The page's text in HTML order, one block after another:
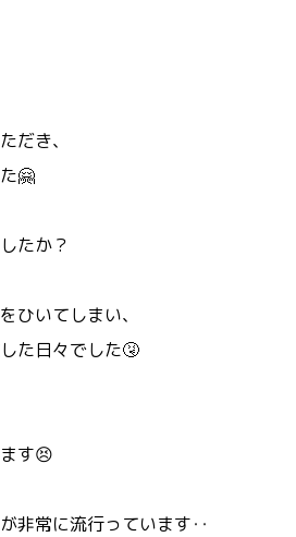
だき、
🤗
たか？
ひいてしまい、
た日々でした🤧
す😣
非常に流行っています‥